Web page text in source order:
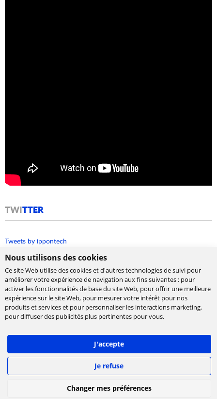
Nous utilisons des cookies
Ce site Web utilise des cookies et d'autres technologies de suivi pour
améliorer votre expérience de navigation aux fins suivantes : pour
activer les fonctionnalités de base du site Web, pour offrir une meilleure
expérience sur le site Web, pour mesurer votre intérêt pour nos
produits et services et pour personnaliser les interactions marketing,
pour diffuser des publicités plus pertinentes pour vous.
J'accepte
Je refuse
Changer mes préférences
TWITTER
Tweets by ippontech
Cabinet de conseil et d’expertises en
Ippon accompagne la transformation numérique
des entreprises, en les aidant à concevoir leur
stratégie et à déployer leur roadmap à l'échelle,
afin de délivrer rapidement la valeur attendue.
réservés.